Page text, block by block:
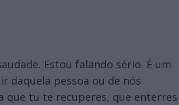
Estou falando sério. É um
daquela pessoa ou de nós
que tu te recuperes, que enterres